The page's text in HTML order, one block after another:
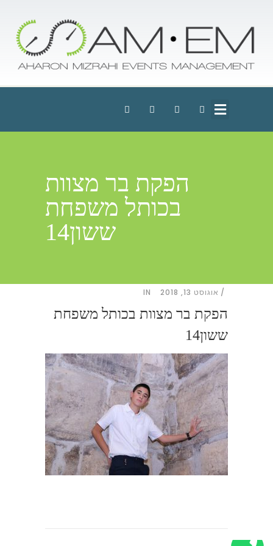
הפקת בר מצוות
בכותל משפחת
ששון14
אוגוסט 13, 2018 IN
הפקת בר מצוות בכותל משפחת
ששון14